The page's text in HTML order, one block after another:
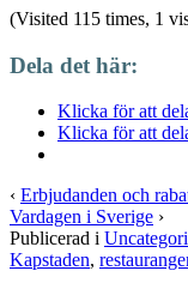
(Visited 115 times, 1
Dela det här:
Klicka för att
Klicka för att
‹ Erbjudanden och
Vardagen i Sverige ›
Publicerad i
Kapstaden,